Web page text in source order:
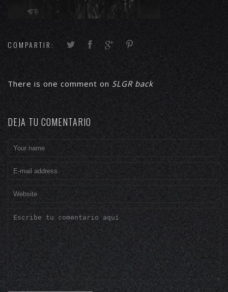
COMPARTIR:
There is one comment on SLGR back
DEJA TU COMENTARIO